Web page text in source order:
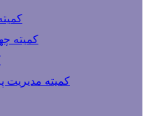
کمیته
کمیته مدیریت